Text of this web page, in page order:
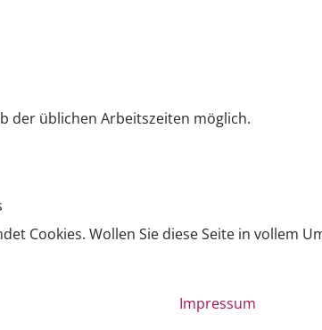
der üblichen Arbeitszeiten möglich.
Cookies. Wollen Sie diese Seite in vollem
Impressum